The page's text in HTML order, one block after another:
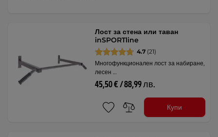
Лост за стена или таван
inSPORTline
4.7 (21)
Многофункционален лост за набиране,
лесен …
45,50 € / 88,99 лв.
Купи